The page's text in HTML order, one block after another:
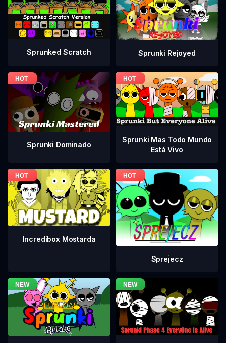
Sprunked Scratch Sprunki Rejoyed
Sprunki Dominado
Sprunki Mas Todo Mundo
Está Vivo
Incredibox Mostarda
Sprejecz